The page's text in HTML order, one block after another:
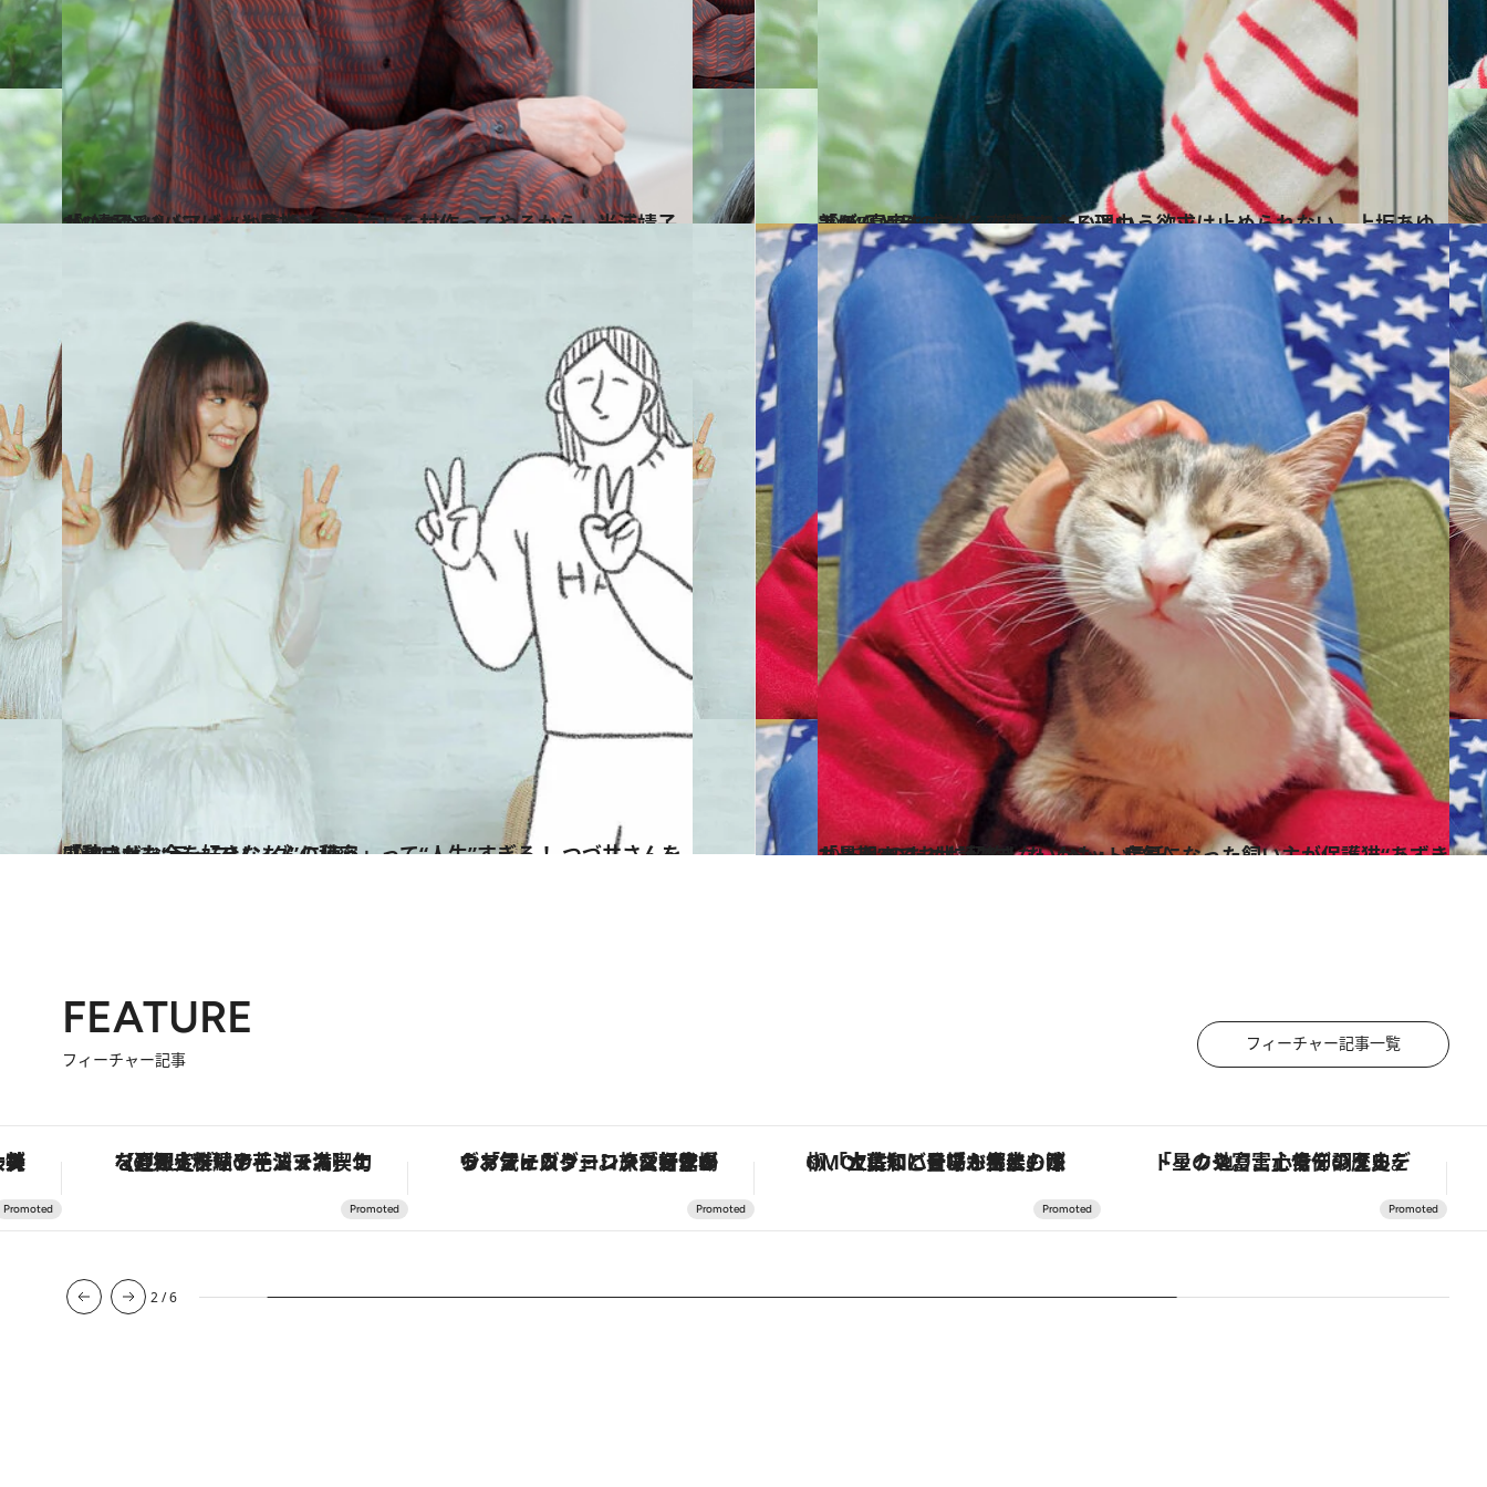
2024.10.12
「いつかババアばっか集めて、独立した村作ってやるから」光浦靖子が“靖子チルドレン”と目指す未来
カルチャー 2024.11.28
「ほんとうのこと」が知りたいという欲求は止められない。上坂あゆ美が“真実を求める変態”である理由
カルチャー
2024.10.31
「稼いだお金を好きなもんに使う」って“人生”すぎる！ つづ井さんを感動させた“テーマソング”の秘密
カルチャー 2025.4.9
「最期までお世話できないかも」 病気になった飼い主が保護猫“あずきちゃん”のために契約した〈ペット信託〉
カルチャー
FEATURE
フィーチャー記事
フィーチャー記事一覧
で満喫！ ヴァシュロン・コンスタンタン「オーヴァーシーズ・オートマティック」。旅愛好家のお気に入りコレクションから、ジェンダーレスな新作が登場 「土佐和ハーブかき氷」がOMO7高知に登場！生姜、山椒、大葉など目にも舌にも涼を呼ぶ郷土の味 「星のや富士」でデジタルデトックス。冨士信仰の歴史を辿り、心身を調える。 「大事なのは地域の意識を変えること」。ロレックス賞受賞の自然保護活動家が実現させたナイジェリアの自然環境の復活
3/6